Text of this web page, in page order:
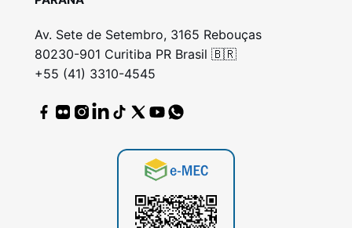
Av. Sete de Setembro, 3165 Rebouças
80230-901 Curitiba PR Brasil 🇧🇷
+55 (41) 3310-4545